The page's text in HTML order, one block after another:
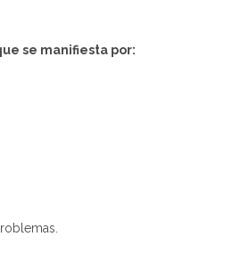
se manifiesta por: